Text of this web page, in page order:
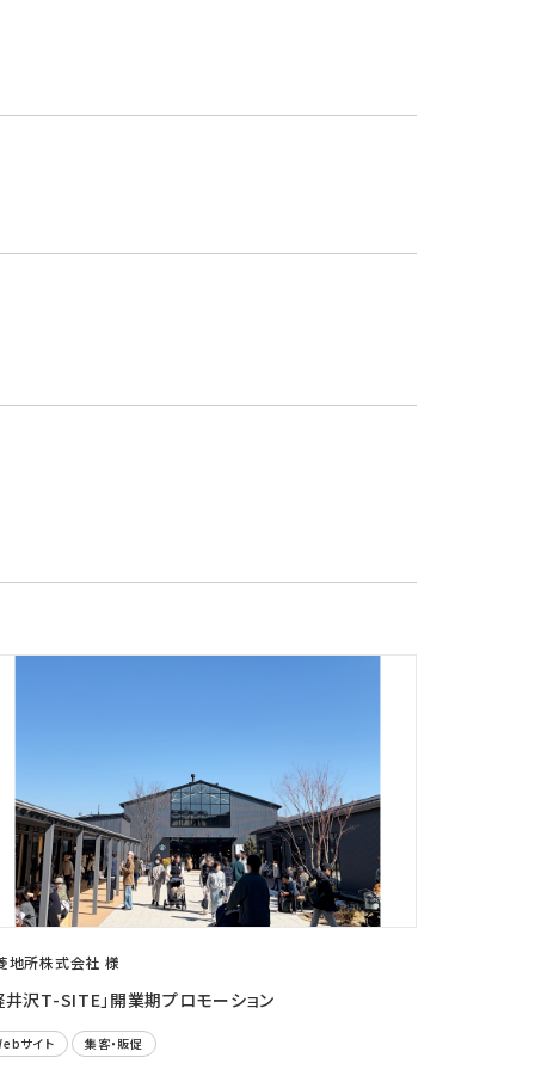
地所株式会社 様
井沢T-SITE」開業期プロモーション
サイト 集客・販促